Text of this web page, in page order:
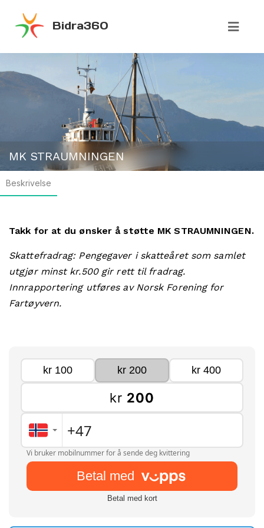
Bidra360
MK STRAUMNINGEN
Beskrivelse
Takk for at du ønsker å støtte MK STRAUMNINGEN.
Skattefradrag: Pengegaver i skatteåret som samlet
utgjør minst kr.500 gir rett til fradrag.
Innrapportering utføres av Norsk Forening for
Fartøyvern.